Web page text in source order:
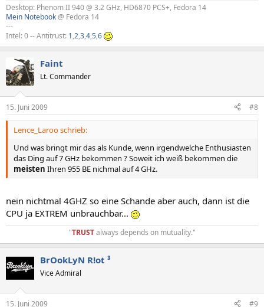
Desktop: Phenom II 940 @ 3.2 GHz, HD6870 PCS+, Fedora 14
Mein Notebook@ Fedora 14
---
Intel: 0 -- Antitrust: 1,2,3,4,5,6
Faint
Lt. Commander
15. Juni 2009 #8
Lence_Laroo schrieb:
Und was bringt mir das als Kunde, wenn irgendwelche Enthusiasten
das Ding auf 7 GHz bekommen ? Soweit ich weiß bekommen die
meisten Ihren 955 BE nichmal auf 4 GHz.
nein nichtmal 4GHZ so eine Schande aber auch, dann ist die
CPU ja EXTREM unbrauchbar...
"TRUSTalways depends on mutuality."​
BrOokLyN R!ot ³
Vice Admiral
15. Juni 2009 #9